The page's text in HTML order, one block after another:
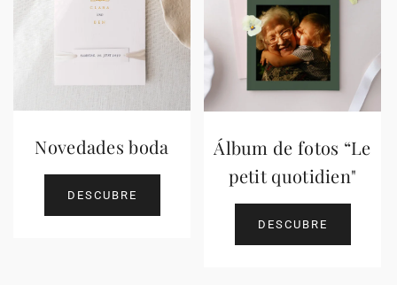
Novedades boda
DESCUBRE
Álbum de fotos “Le
petit quotidien"
DESCUBRE